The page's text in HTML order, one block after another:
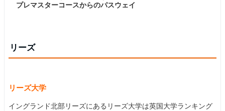
プレマスターコースからのパスウェイ
リーズ
リーズ大学
イングランド北部リーズにあるリーズ大学は英国大学ランキング